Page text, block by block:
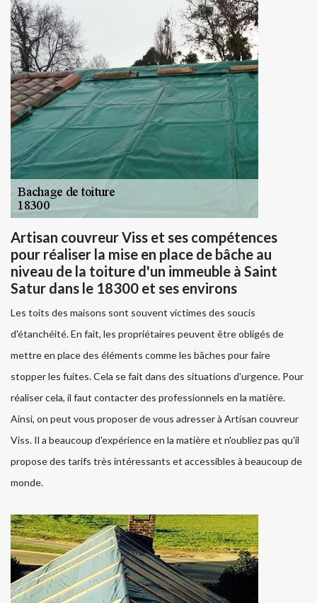
Artisan couvreur Viss et ses compétences
pour réaliser la mise en place de bâche au
niveau de la toiture d'un immeuble à Saint
Satur dans le 18300 et ses environs
Les toits des maisons sont souvent victimes des soucis
d'étanchéité. En fait, les propriétaires peuvent être obligés de
mettre en place des éléments comme les bâches pour faire
stopper les fuites. Cela se fait dans des situations d'urgence. Pour
réaliser cela, il faut contacter des professionnels en la matière.
Ainsi, on peut vous proposer de vous adresser à Artisan couvreur
Viss. Il a beaucoup d'expérience en la matière et n'oubliez pas qu'il
propose des tarifs très intéressants et accessibles à beaucoup de
monde.